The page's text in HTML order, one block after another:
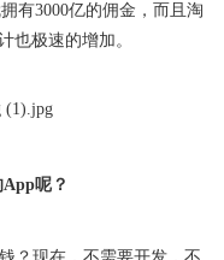
有3000亿的佣金，而且淘
也极速的增加。
App呢？